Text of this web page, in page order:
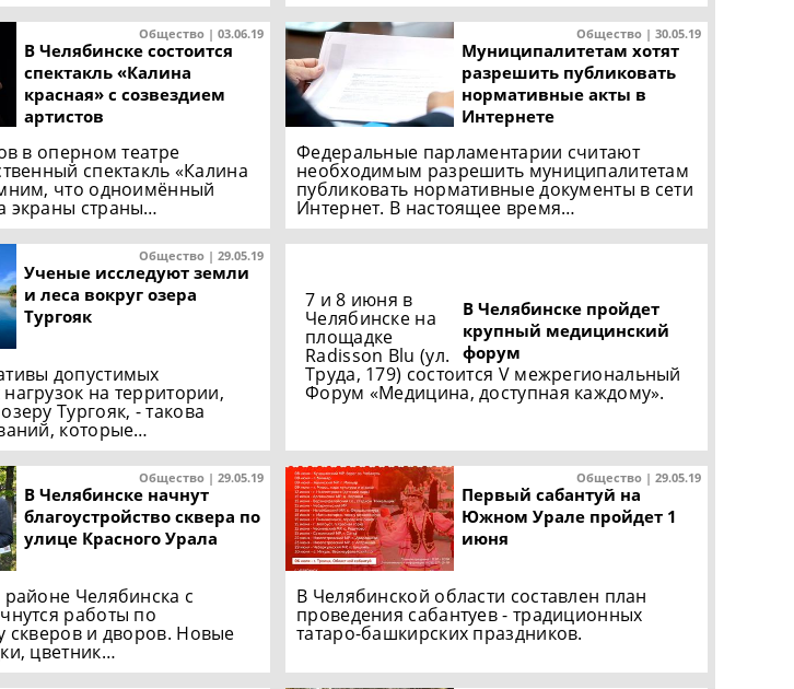
Общество | 03.06.19
В Челябинске состоится
спектакль «Калина
красная» с созвездием
артистов
в оперном театре
спектакль «Калина
что одноимённый
экраны страны…
Общество | 30.05.19
Муниципалитетам хотят
разрешить публиковать
нормативные акты в
Интернете
Федеральные парламентарии считают
необходимым разрешить муниципалитетам
публиковать нормативные документы в сети
Интернет. В настоящее время…
Общество | 29.05.19
Ученые исследуют земли
и леса вокруг озера
Тургояк
допустимых
на территории,
Тургояк, - такова
которые…
В Челябинске пройдет
крупный медицинский
форум
7 и 8 июня в
Челябинске на
площадке
Radisson Blu (ул.
Труда, 179) состоится V межрегиональный
Форум «Медицина, доступная каждому».
Общество | 29.05.19
В Челябинске начнут
благоустройство сквера по
улице Красного Урала
Челябинска с
работы по
скверов и дворов. Новые
цветник…
Общество | 29.05.19
Первый сабантуй на
Южном Урале пройдет 1
июня
В Челябинской области составлен план
проведения сабантуев - традиционных
татаро-башкирских праздников.